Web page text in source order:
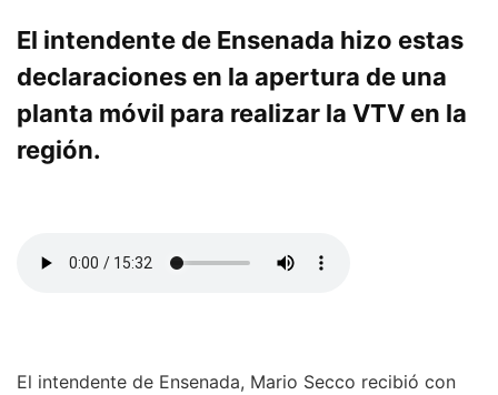
El intendente de Ensenada hizo estas
declaraciones en la apertura de una
planta móvil para realizar la VTV en la
región.
El intendente de Ensenada, Mario Secco recibió con